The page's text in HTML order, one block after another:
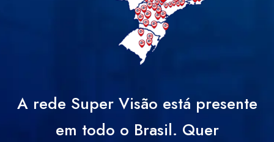
A rede Super Visão está presente
em todo o Brasil. Quer